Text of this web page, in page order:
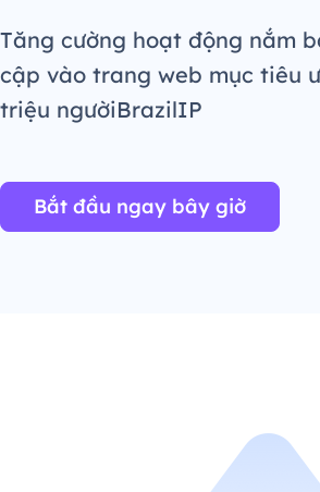
Tăng cường hoạt động nắm
cập vào trang web mục tiêu
triệu ngườiBrazilIP
Bắt đầu ngay bây giờ